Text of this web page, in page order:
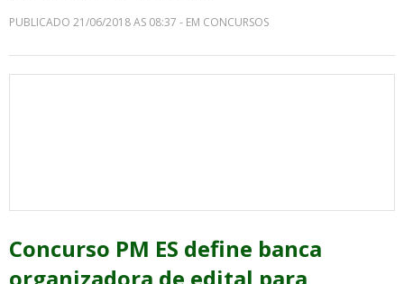
PUBLICADO 21/06/2018 AS 08:37 - EM CONCURSOS
Concurso PM ES define banca